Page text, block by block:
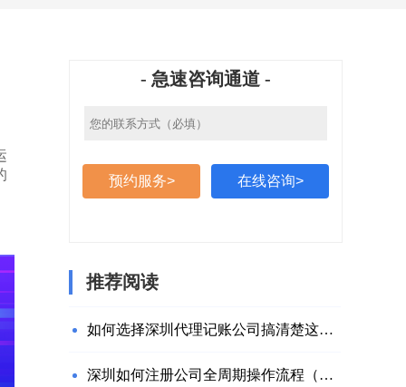
- 急速咨询通道 -
预约服务> 在线咨询>
推荐阅读
如何选择深圳代理记账公司搞清楚这些问题就够了
深圳如何注册公司全周期操作流程（附网址）